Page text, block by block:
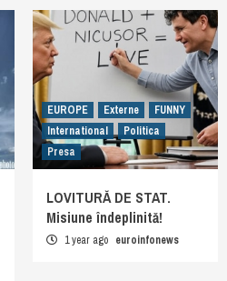
EUROPE Externe
FUNNY
International
Politica
Presa
LOVITURĂ DE STAT.
Misiune îndeplinită!
1 year ago euroinfonews